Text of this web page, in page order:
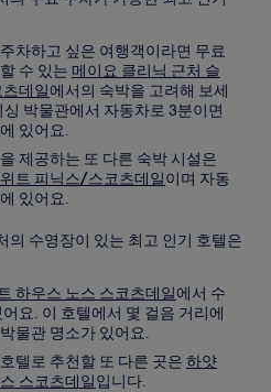
차하고 싶은 여행객이라면 무료
수 있는 메이요 클리닉 근처 슬
데일에서의 숙박을 고려해 보세
박물관에서 자동차로 3분이면
있어요.
제공하는 또 다른 숙박 시설은
트 피닉스/스코츠데일이며 자동
있어요.
의 수영장이 있는 최고 인기 호텔은
하우스 노스 스코츠데일에서 수
요. 이 호텔에서 몇 걸음 거리에
물관 명소가 있어요.
텔로 추천할 또 다른 곳은 하얏
스코츠데일입니다.